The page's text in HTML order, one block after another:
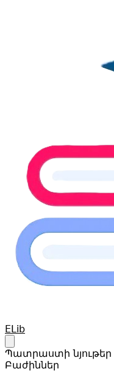
Your Company
ELib
Պատրաստի նյութեր
Բաժիններ